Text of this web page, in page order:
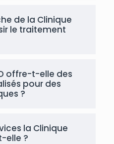
de la Clinique
le traitement
offre-t-elle des
pour des
?
la Clinique
elle ?